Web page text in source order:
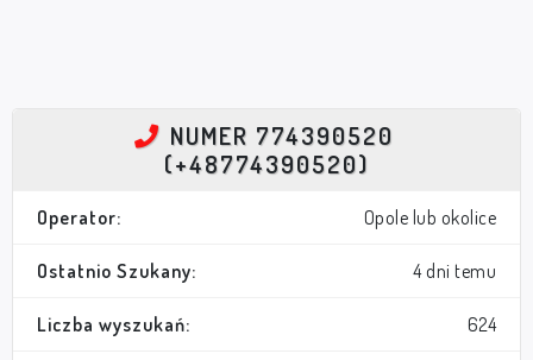
NUMER 774390520
(+48774390520)
Operator: Opole lub okolice
Ostatnio Szukany: 4 dni temu
Liczba wyszukań: 624